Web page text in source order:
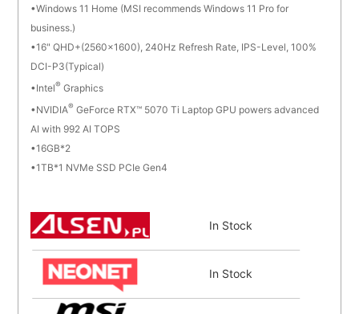
Windows 11 Home (MSI recommends Windows 11 Pro for
business.)
16" QHD+(2560x1600), 240Hz Refresh Rate, IPS-Level, 100%
DCI-P3(Typical)
Intel® Graphics
NVIDIA® GeForce RTX™ 5070 Ti Laptop GPU powers advanced
AI with 992 AI TOPS
16GB*2
1TB*1 NVMe SSD PCIe Gen4
In Stock
In Stock